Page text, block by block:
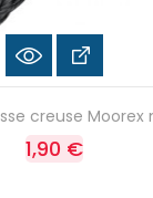
creuse Moorex
1,90 €